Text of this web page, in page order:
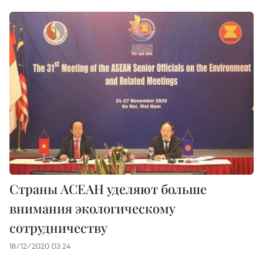
Страны АСЕАН уделяют больше
внимания экологическому
сотрудничеству
18/12/2020 03:24